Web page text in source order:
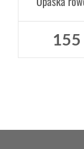
155